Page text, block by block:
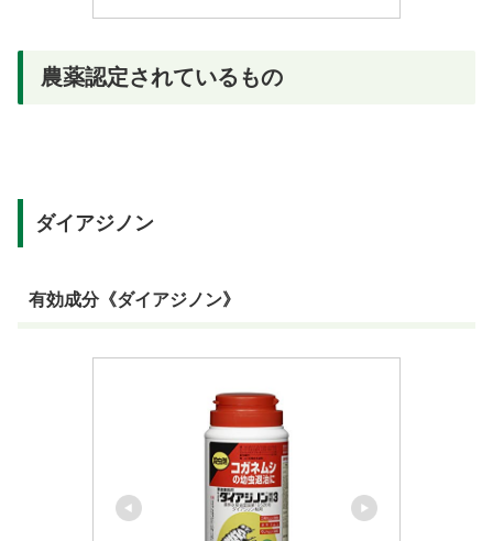
農薬認定されているもの
ダイアジノン
有効成分《ダイアジノン》